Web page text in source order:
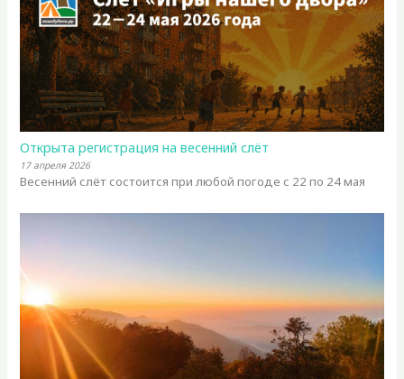
Открыта регистрация на весенний слёт
17 апреля 2026
Весенний слёт состоится при любой погоде с 22 по 24 мая